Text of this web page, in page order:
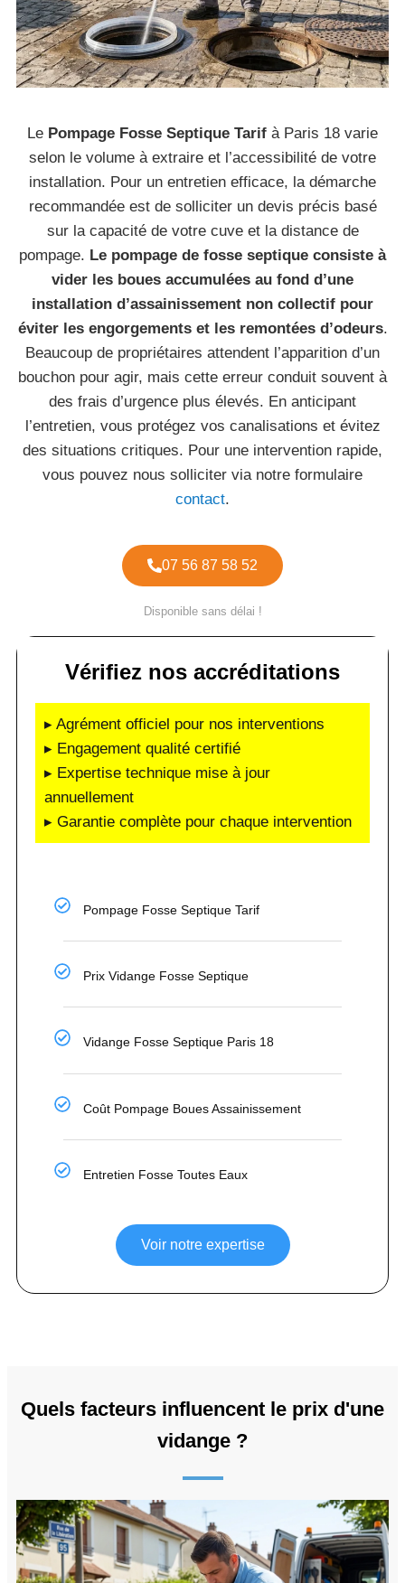
Le Pompage Fosse Septique Tarif à Paris 18 varie
selon le volume à extraire et l’accessibilité de votre
installation. Pour un entretien efficace, la démarche
recommandée est de solliciter un devis précis basé
sur la capacité de votre cuve et la distance de
pompage. Le pompage de fosse septique consiste à
vider les boues accumulées au fond d’une
installation d’assainissement non collectif pour
éviter les engorgements et les remontées d’odeurs.
Beaucoup de propriétaires attendent l’apparition d’un
bouchon pour agir, mais cette erreur conduit souvent à
des frais d’urgence plus élevés. En anticipant
l’entretien, vous protégez vos canalisations et évitez
des situations critiques. Pour une intervention rapide,
vous pouvez nous solliciter via notre formulaire
contact.
07 56 87 58 52
Disponible sans délai !
Vérifiez nos accréditations
▸ Agrément officiel pour nos interventions
▸ Engagement qualité certifié
▸ Expertise technique mise à jour
annuellement
▸ Garantie complète pour chaque intervention
Pompage Fosse Septique Tarif
Prix Vidange Fosse Septique
Vidange Fosse Septique Paris 18
Coût Pompage Boues Assainissement
Entretien Fosse Toutes Eaux
Voir notre expertise
Quels facteurs influencent le prix d'une
vidange ?